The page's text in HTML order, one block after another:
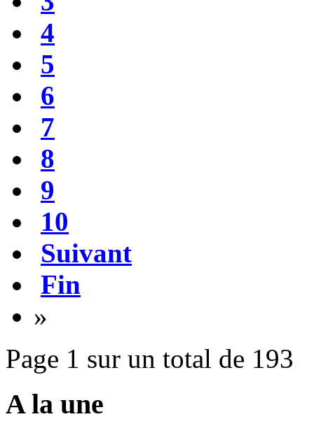
4
5
6
7
8
9
10
Suivant
Fin
»
Page 1 sur un total de 193
A la une